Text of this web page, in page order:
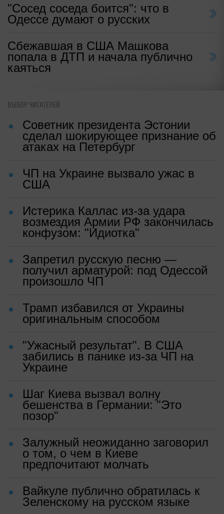
"Сосед соседа боится": что в
Одессе думают о русских
Сбежавшая в США Машкова
попала в ДТП и начала публично
каяться
ВЫБОР ЧИТАТЕЛЕЙ
Советник президента Эстонии
сделал шокирующее признание об
атаках на Петербург
ЧП на Украине вызвало ужас в
США
Истерика Каллас из-за удара
возмездия Армии РФ закончилась
конфузом: "Идиотка"
Запретил русскую песню —
получил арматурой: под Одессой
произошло ЧП
Трамп избавился от Украины
оригинальным способом
"Ужасный результат". В США
забились в панике из-за ЧП на
Украине
Шаг Киева вызвал волну
бешенства в Германии: "Это
позор"
Залужный неожиданно заговорил
о том, о чем в Киеве
предпочитают молчать
Вайкуле публично обратилась к
Зеленскому на русском языке